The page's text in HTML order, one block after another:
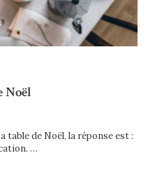
Noël
table de Noël, la réponse est :
…